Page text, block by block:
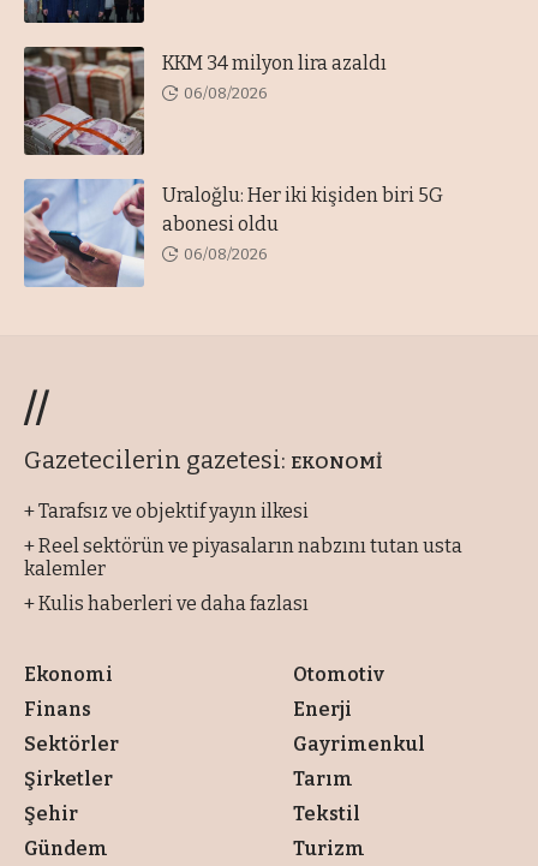
KKM 34 milyon lira azaldı
06/08/2026
Uraloğlu: Her iki kişiden biri 5G
abonesi oldu
06/08/2026
//
Gazetecilerin gazetesi: EKONOMİ
+ Tarafsız ve objektif yayın ilkesi
+ Reel sektörün ve piyasaların nabzını tutan usta
kalemler
+ Kulis haberleri ve daha fazlası
Ekonomi
Finans
Sektörler
Şirketler
Şehir
Gündem
Otomotiv
Enerji
Gayrimenkul
Tarım
Tekstil
Turizm